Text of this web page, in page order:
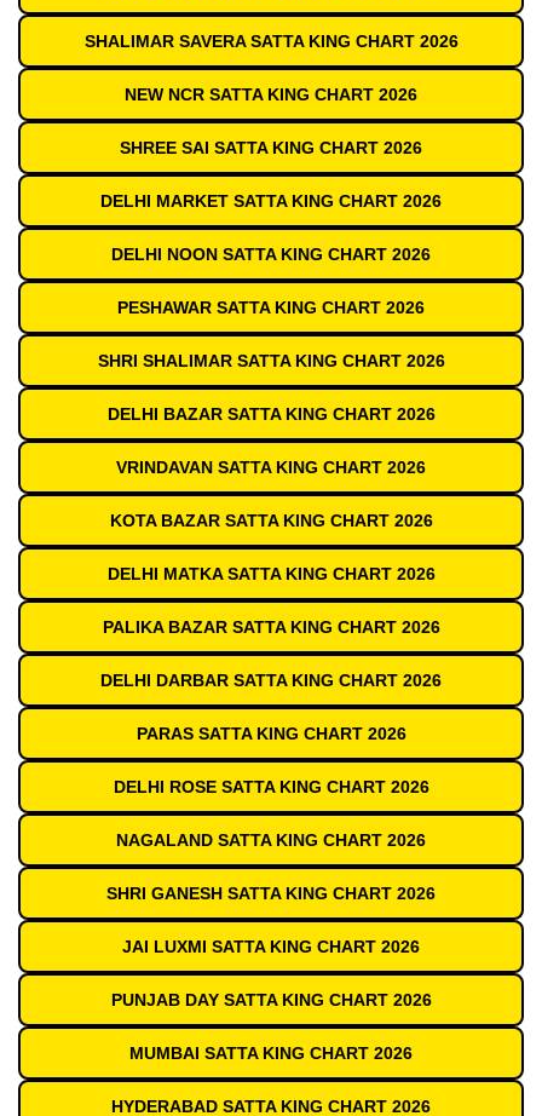
SHALIMAR SAVERA SATTA KING CHART 2026
NEW NCR SATTA KING CHART 2026
SHREE SAI SATTA KING CHART 2026
DELHI MARKET SATTA KING CHART 2026
DELHI NOON SATTA KING CHART 2026
PESHAWAR SATTA KING CHART 2026
SHRI SHALIMAR SATTA KING CHART 2026
DELHI BAZAR SATTA KING CHART 2026
VRINDAVAN SATTA KING CHART 2026
KOTA BAZAR SATTA KING CHART 2026
DELHI MATKA SATTA KING CHART 2026
PALIKA BAZAR SATTA KING CHART 2026
DELHI DARBAR SATTA KING CHART 2026
PARAS SATTA KING CHART 2026
DELHI ROSE SATTA KING CHART 2026
NAGALAND SATTA KING CHART 2026
SHRI GANESH SATTA KING CHART 2026
JAI LUXMI SATTA KING CHART 2026
PUNJAB DAY SATTA KING CHART 2026
MUMBAI SATTA KING CHART 2026
HYDERABAD SATTA KING CHART 2026